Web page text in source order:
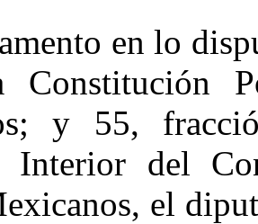
en lo
y 55,
Interior del
el